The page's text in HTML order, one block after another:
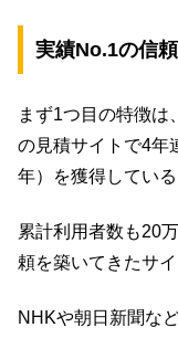
実績No.1の信
まず1つ目の特徴は
の見積サイトで4年
年）を獲得している
累計利用者数も20
頼を築いてきたサイ
NHKや朝日新聞な